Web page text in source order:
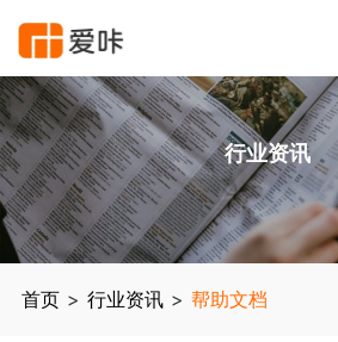
行业资讯
首页> 行业资讯> 帮助文档